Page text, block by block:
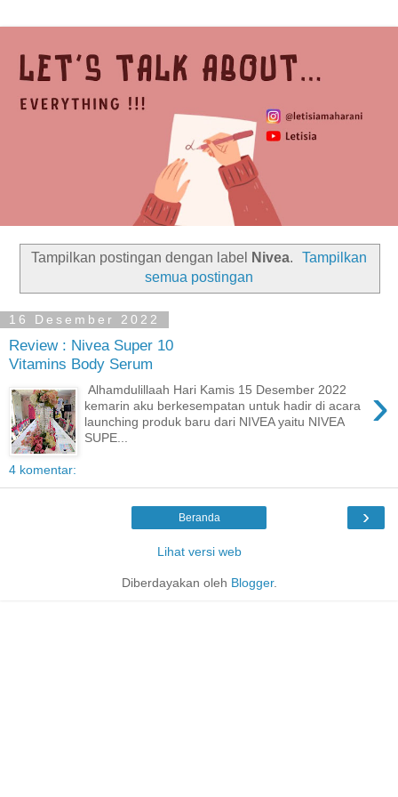
Tampilkan postingan dengan label Nivea.
Tampilkan
semua postingan
16 Desember 2022
Review : Nivea Super 10
Vitamins Body Serum
›
Alhamdulillaah Hari Kamis 15 Desember 2022
kemarin aku berkesempatan untuk hadir di acara
launching produk baru dari NIVEA yaitu NIVEA
SUPE...
4 komentar:
›
Beranda
Lihat versi web
Diberdayakan oleh Blogger.